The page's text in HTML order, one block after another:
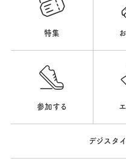
特集
参加する
デジスタ